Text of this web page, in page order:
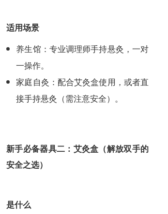
适用场景
养生馆：专业调理师手持悬灸，一对
一操作。
家庭自灸：配合艾灸盒使用，或者直
接手持悬灸（需注意安全）。
新手必备器具二：艾灸盒（解放双手的
安全之选）
是什么